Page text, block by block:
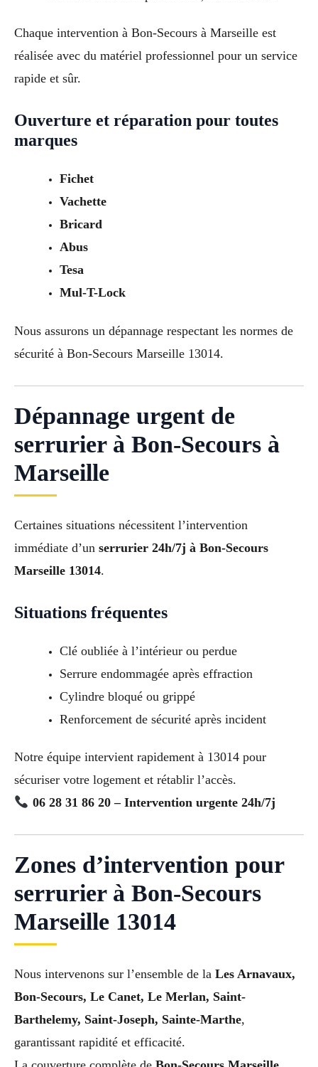
Chaque intervention à Bon-Secours à Marseille est
réalisée avec du matériel professionnel pour un service
rapide et sûr.
Ouverture et réparation pour toutes
marques
Fichet
Vachette
Bricard
Abus
Tesa
Mul-T-Lock
Nous assurons un dépannage respectant les normes de
sécurité à Bon-Secours Marseille 13014.
Dépannage urgent de
serrurier à Bon-Secours à
Marseille
Certaines situations nécessitent l’intervention
immédiate d’un serrurier 24h/7j à Bon-Secours
Marseille 13014.
Situations fréquentes
Clé oubliée à l’intérieur ou perdue
Serrure endommagée après effraction
Cylindre bloqué ou grippé
Renforcement de sécurité après incident
Notre équipe intervient rapidement à 13014 pour
sécuriser votre logement et rétablir l’accès.
06 28 31 86 20 – Intervention urgente 24h/7j
Zones d’intervention pour
serrurier à Bon-Secours
Marseille 13014
Nous intervenons sur l’ensemble de la Les Arnavaux,
Bon-Secours, Le Canet, Le Merlan, Saint-
Barthelemy, Saint-Joseph, Sainte-Marthe,
garantissant rapidité et efficacité.